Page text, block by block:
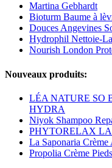
Martina Gebhardt
Bioturm Baume à
Douces Angevines
Hydrophil Nettoie-
Nourish London
Nouveaux produits:
LÉA NATURE SO
HYDRA
Niyok Shampoo
PHYTORELAX
La Saponaria Crème
Propolia Crème